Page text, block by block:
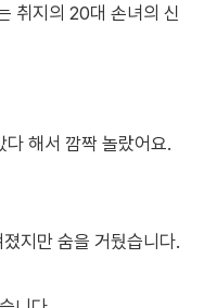
취지의 20대 손녀의 신
해서 깜짝 놀랐어요.
지만 숨을 거뒀습니다.